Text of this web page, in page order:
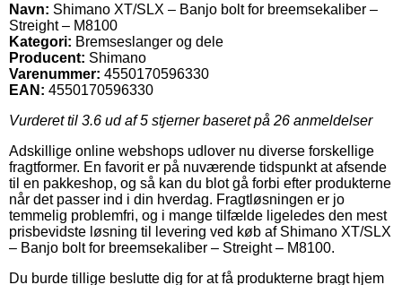
Navn: Shimano XT/SLX – Banjo bolt for breemsekaliber –
Streight – M8100
Kategori: Bremseslanger og dele
Producent: Shimano
Varenummer: 4550170596330
EAN: 4550170596330
Vurderet til 3.6 ud af 5 stjerner baseret på 26 anmeldelser
Adskillige online webshops udlover nu diverse forskellige
fragtformer. En favorit er på nuværende tidspunkt at afsende
til en pakkeshop, og så kan du blot gå forbi efter produkterne
når det passer ind i din hverdag. Fragtløsningen er jo
temmelig problemfri, og i mange tilfælde ligeledes den mest
prisbevidste løsning til levering ved køb af Shimano XT/SLX
– Banjo bolt for breemsekaliber – Streight – M8100.
Du burde tillige beslutte dig for at få produkterne bragt hjem